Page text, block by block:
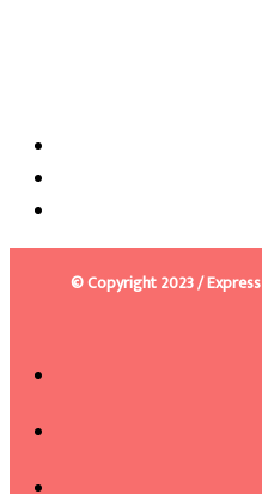
© Copyright 2023 / Express